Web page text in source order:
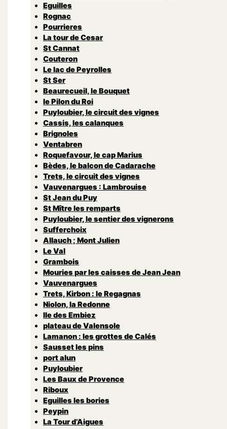
Eguilles
Rognac
Pourrieres
La tour de Cesar
St Cannat
Couteron
Le lac de Peyrolles
St Ser
Beaurecueil, le Bouquet
le Pilon du Roi
Puyloubier, le circuit des vignes
Cassis, les calanques
Brignoles
Ventabren
Roquefavour, le cap Marius
Bèdes, le balcon de Cadarache
Trets, le circuit des vignes
Vauvenargues : Lambrouise
St Jean du Puy
St Mître les remparts
Puyloubier, le sentier des vignerons
Sufferchoix
Allauch ; Mont Julien
Le Val
Grambois
Mouries par les caisses de Jean Jean
Vauvenargues
Trets, Kirbon : le Regagnas
Niolon, la Redonne
Ile des Embiez
plateau de Valensole
Lamanon : les grottes de Calés
Sausset les pins
port alun
Puyloubier
Les Baux de Provence
Riboux
Eguilles les bories
Peypin
La Tour d’Aigues